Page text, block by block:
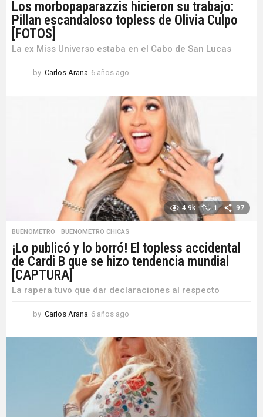
Los morbopaparazzis hicieron su trabajo:
Pillan escandaloso topless de Olivia Culpo
[FOTOS]
La ex Miss Universo estaba en el Cabo de San Lucas
by Carlos Arana 6 años ago
ñ
o
a
g
o
4.9k 1 97
BUENOMETRO ,BUENOMETRO CHICAS
¡Lo publicó y lo borró! El topless accidental
de Cardi B que se hizo tendencia mundial
[CAPTURA]
La rapera tuvo que dar declaraciones al respecto
by Carlos Arana 6 años ago
ñ
s
a
g
o